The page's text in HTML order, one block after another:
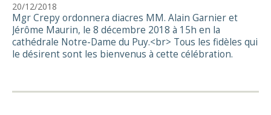
20/12/2018
Mgr Crepy ordonnera diacres MM. Alain Garnier et
Jérôme Maurin, le 8 décembre 2018 à 15h en la
cathédrale Notre-Dame du Puy.<br> Tous les fidèles qui
le désirent sont les bienvenus à cette célébration.